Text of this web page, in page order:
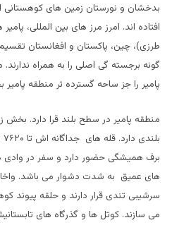
بدخشان و نورستان زمین های کوهستانی
افتاده اند. امرز مرز های بین المللی،
طرزی)، چین، پاکستان و افغانستان
گونه برجسته گی اصلی را به همراه
پامیر را جز ساحه گسترده تر منطقه پامیر
منطقه پامیر در سطح بلند قرا دارد. بخش
برف همیشگی حضور دارد و سفر در وادی
های عمیق به شدت دشوار می باشد.
سرشیبی تندی قرار دارند و حلقه پیوند
می سازند. کوتل ها و گذرگاه های